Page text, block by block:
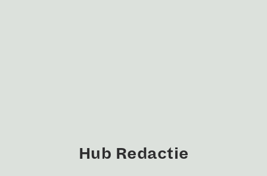
Hub Redactie